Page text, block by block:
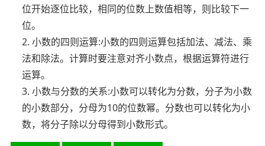
位开始逐位比较，相同的位数上数值相等，则比较下一
位。
2. 小数的四则运算:小数的四则运算包括加法、减法、乘
法和除法。计算时要注意对齐小数点，根据运算符进行
运算。
3. 小数与分数的关系:小数可以转化为分数，分子为小数
的小数部分，分母为10的位数幂。分数也可以转化为小
数，将分子除以分母得到小数形式。